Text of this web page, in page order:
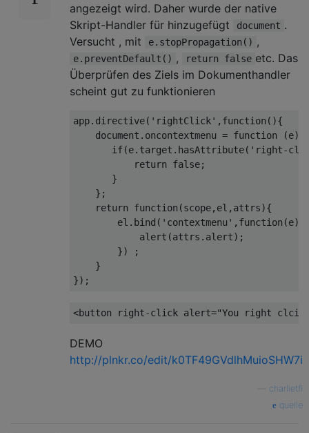
angezeigt wird. Daher wurde der native
Skript-Handler für hinzugefügt
document .
Versucht , mit
e.stopPropagation() ,
e.preventDefault() , return false etc. Das
Überprüfen des Ziels im Dokumenthandler
scheint gut zu funktionieren
app.directive( 'rightClick' , function ( ){
document .oncontextmenu = function (e)
if(e.target.hasAttribute( 'right-
return
false;
       }
    };
return
function (scope,el,attrs){
        el.bind(
'contextmenu' , function (e)
        }) ;
    }
<button right-click alert="You right
DEMO
http://plnkr.co/edit/k0TF49GVdlhMuioSHW7i
charlietfl
quelle